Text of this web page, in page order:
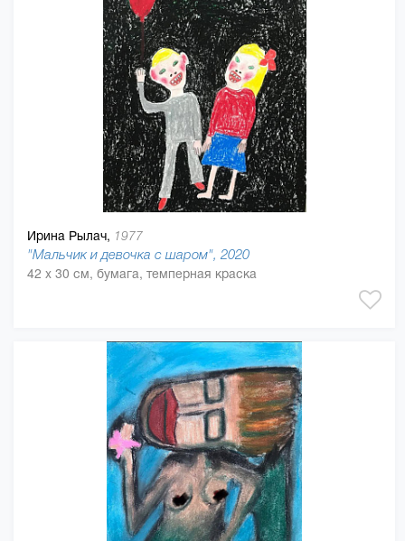
Ирина Рылач, 1977
"Мальчик и девочка с шаром", 2020
42 x 30 см, бумага, темперная краска